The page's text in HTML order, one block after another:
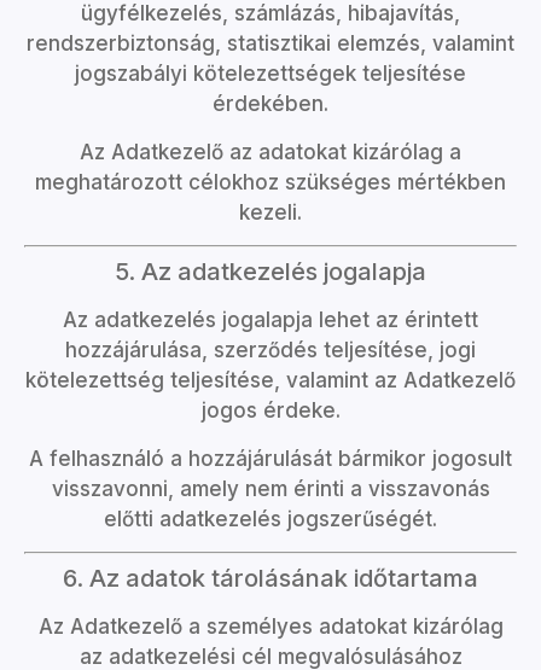
ügyfélkezelés, számlázás, hibajavítás,
rendszerbiztonság, statisztikai elemzés, valamint
jogszabályi kötelezettségek teljesítése
érdekében.
Az Adatkezelő az adatokat kizárólag a
meghatározott célokhoz szükséges mértékben
kezeli.
5. Az adatkezelés jogalapja
Az adatkezelés jogalapja lehet az érintett
hozzájárulása, szerződés teljesítése, jogi
kötelezettség teljesítése, valamint az Adatkezelő
jogos érdeke.
A felhasználó a hozzájárulását bármikor jogosult
visszavonni, amely nem érinti a visszavonás
előtti adatkezelés jogszerűségét.
6. Az adatok tárolásának időtartama
Az Adatkezelő a személyes adatokat kizárólag
az adatkezelési cél megvalósulásához